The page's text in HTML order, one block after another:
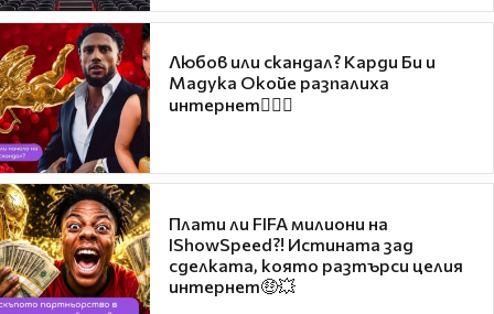
Любов или скандал? Карди Би и
Мадука Окойе разпалиха
интернет❤️‍🔥🔥
Плати ли FIFA милиони на
IShowSpeed?! Истината зад
сделката, която разтърси целия
интернет🤑💥